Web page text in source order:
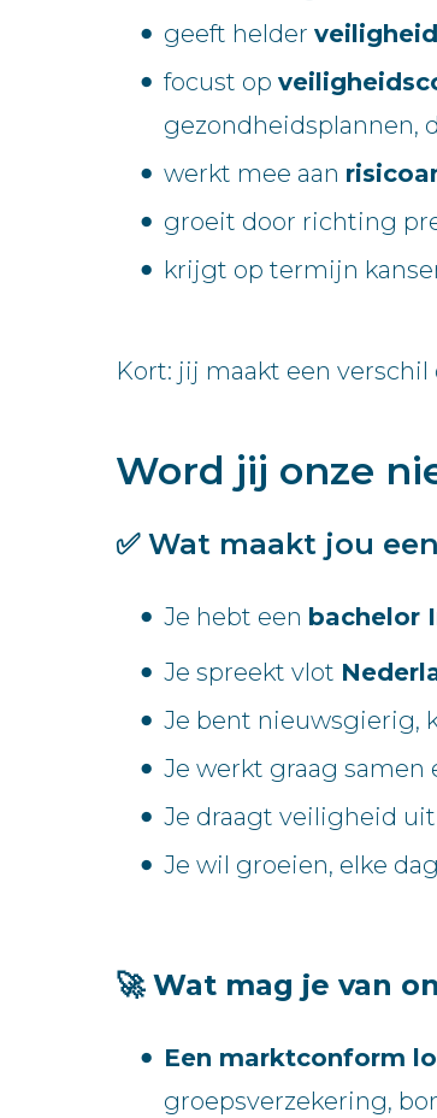
geeft helder
focust op
gezondheidsplannen,
werkt mee aan
groeit door richting
krijgt op termijn
Kort: jij maakt een
Word jij onze
✅ Wat maakt jou
Je hebt een bachelor
Je spreekt vlot
Je bent nieuwsgierig,
Je werkt graag samen
Je draagt veiligheid
Je wil groeien, elke
🚀 Wat mag je van
Een marktconform
groepsverzekering,